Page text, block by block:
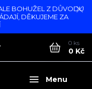
BOHUŽEL Z DŮVODU
DĚKUJEME ZA
Menu
0 ks
0 Kč